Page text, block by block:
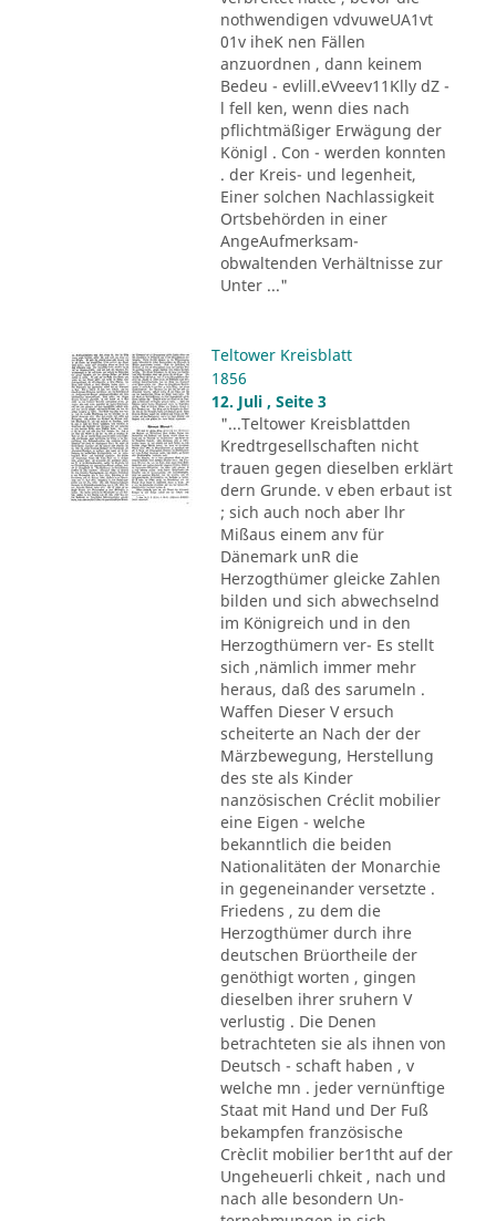
nothwendigen vdvuweUA1vt
01v iheK nen Fällen
anzuordnen , dann keinem
Bedeu - evlill.eVveev11Klly dZ -
l fell ken, wenn dies nach
pflichtmäßiger Erwägung der
Königl . Con - werden konnten
. der Kreis- und legenheit,
Einer solchen Nachlassigkeit
Ortsbehörden in einer
AngeAufmerksam-
obwaltenden Verhältnisse zur
Unter ..."
Teltower Kreisblatt
1856
12. Juli , Seite 3
"...Teltower Kreisblattden
Kredtrgesellschaften nicht
trauen gegen dieselben erklärt
dern Grunde. v eben erbaut ist
; sich auch noch aber lhr
Mißaus einem anv für
Dänemark unR die
Herzogthümer gleicke Zahlen
bilden und sich abwechselnd
im Königreich und in den
Herzogthümern ver- Es stellt
sich ,nämlich immer mehr
heraus, daß des sarumeln .
Waffen Dieser V ersuch
scheiterte an Nach der der
Märzbewegung, Herstellung
des ste als Kinder
nanzösischen Créclit mobilier
eine Eigen - welche
bekanntlich die beiden
Nationalitäten der Monarchie
in gegeneinander versetzte .
Friedens , zu dem die
Herzogthümer durch ihre
deutschen Brüortheile der
genöthigt worten , gingen
dieselben ihrer sruhern V
verlustig . Die Denen
betrachteten sie als ihnen von
Deutsch - schaft haben , v
welche mn . jeder vernünftige
Staat mit Hand und Der Fuß
bekampfen französische
Crèclit mobilier ber1tht auf der
Ungeheuerli chkeit , nach und
nach alle besondern Un-